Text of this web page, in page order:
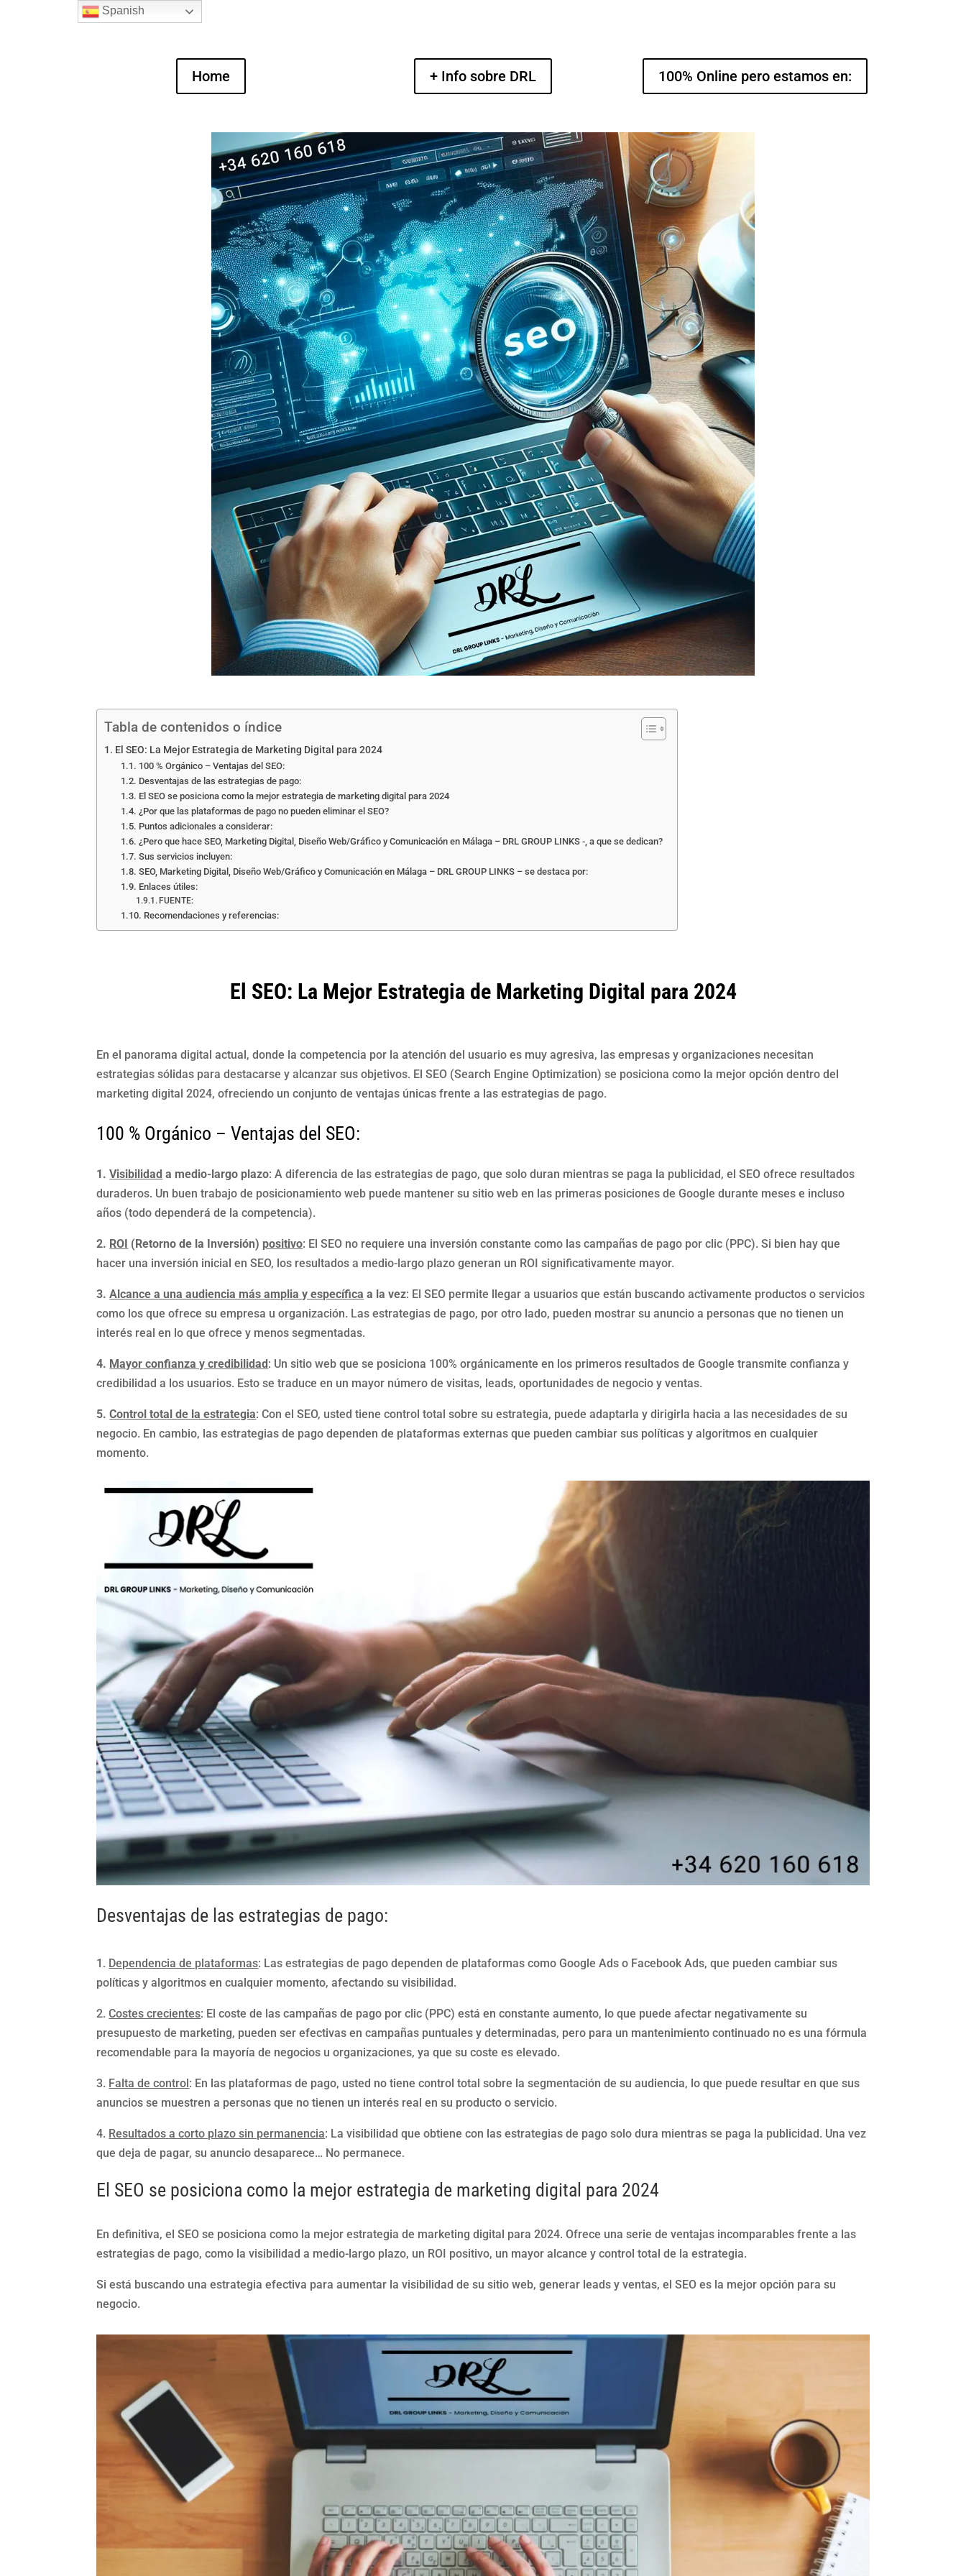
Home + Info sobre DRL 100% Online pero estamos en:
Tabla de contenidos o índice
El SEO: La Mejor Estrategia de Marketing Digital para 2024
100 % Orgánico – Ventajas del SEO:
Desventajas de las estrategias de pago:
El SEO se posiciona como la mejor estrategia de marketing digital para 2024
¿Por que las plataformas de pago no pueden eliminar el SEO?
Puntos adicionales a considerar:
¿Pero que hace SEO, Marketing Digital, Diseño Web/Gráfico y Comunicación en Málaga – DRL GROUP LINKS -, a que se dedican?
Sus servicios incluyen:
SEO, Marketing Digital, Diseño Web/Gráfico y Comunicación en Málaga – DRL GROUP LINKS – se destaca por:
Enlaces útiles:
FUENTE:
Recomendaciones y referencias:
El SEO: La Mejor Estrategia de Marketing Digital para 2024
En el panorama digital actual, donde la competencia por la atención del usuario es muy agresiva, las empresas y organizaciones necesitan
estrategias sólidas para destacarse y alcanzar sus objetivos. El SEO (Search Engine Optimization) se posiciona como la mejor opción dentro del
marketing digital 2024, ofreciendo un conjunto de ventajas únicas frente a las estrategias de pago.
100 % Orgánico – Ventajas del SEO:
1.Visibilidad a medio-largo plazo: A diferencia de las estrategias de pago, que solo duran mientras se paga la publicidad, el SEO ofrece resultados
duraderos. Un buen trabajo de posicionamiento web puede mantener su sitio web en las primeras posiciones de Google durante meses e incluso
años (todo dependerá de la competencia).
2. ROI (Retorno de la Inversión) positivo: El SEO no requiere una inversión constante como las campañas de pago por clic (PPC). Si bien hay que
hacer una inversión inicial en SEO, los resultados a medio-largo plazo generan un ROI significativamente mayor.
3.Alcance a una audiencia más amplia y específica a la vez: El SEO permite llegar a usuarios que están buscando activamente productos o servicios
como los que ofrece su empresa u organización. Las estrategias de pago, por otro lado, pueden mostrar su anuncio a personas que no tienen un
interés real en lo que ofrece y menos segmentadas.
4. Mayor confianza y credibilidad: Un sitio web que se posiciona 100% orgánicamente en los primeros resultados de Google transmite confianza y
credibilidad a los usuarios. Esto se traduce en un mayor número de visitas, leads, oportunidades de negocio y ventas.
5.Control total de la estrategia: Con el SEO, usted tiene control total sobre su estrategia, puede adaptarla y dirigirla hacia a las necesidades de su
negocio. En cambio, las estrategias de pago dependen de plataformas externas que pueden cambiar sus políticas y algoritmos en cualquier
momento.
Desventajas de las estrategias de pago:
1. Dependencia de plataformas: Las estrategias de pago dependen de plataformas como Google Ads o Facebook Ads, que pueden cambiar sus
políticas y algoritmos en cualquier momento, afectando su visibilidad.
2.Costes crecientes: El coste de las campañas de pago por clic (PPC) está en constante aumento, lo que puede afectar negativamente su
presupuesto de marketing, pueden ser efectivas en campañas puntuales y determinadas, pero para un mantenimiento continuado no es una fórmula
recomendable para la mayoría de negocios u organizaciones, ya que su coste es elevado.
3. Falta de control: En las plataformas de pago, usted no tiene control total sobre la segmentación de su audiencia, lo que puede resultar en que sus
anuncios se muestren a personas que no tienen un interés real en su producto o servicio.
4. Resultados a corto plazo sin permanencia: La visibilidad que obtiene con las estrategias de pago solo dura mientras se paga la publicidad. Una vez
que deja de pagar, su anuncio desaparece… No permanece.
El SEO se posiciona como la mejor estrategia de marketing digital para 2024
En definitiva, el SEO se posiciona como la mejor estrategia de marketing digital para 2024. Ofrece una serie de ventajas incomparables frente a las
estrategias de pago, como la visibilidad a medio-largo plazo, un ROI positivo, un mayor alcance y control total de la estrategia.
Si está buscando una estrategia efectiva para aumentar la visibilidad de su sitio web, generar leads y ventas, el SEO es la mejor opción para su
negocio.
Spanish